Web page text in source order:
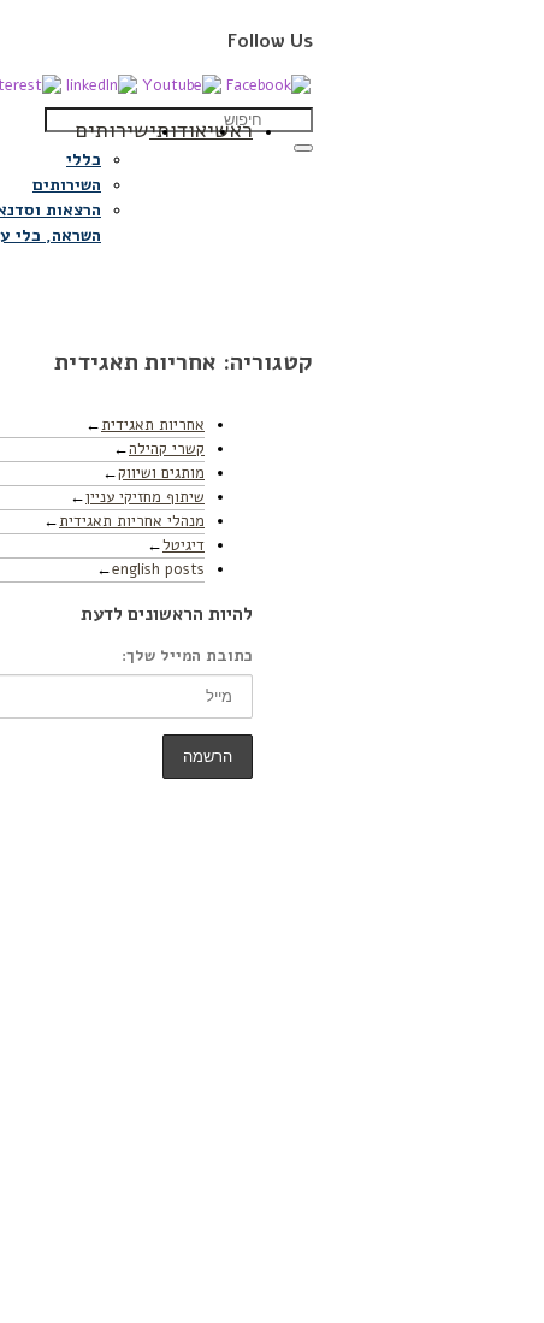
Follow Us
ראשיאודותישירותים
כללי
השירותים
הרצאות
השראה, כלי
קטגוריה: אחריות תאגידית
אחריות תאגידית
קשרי קהילה
מותגים ושיווק
שיתוף מחזיקי עניין
מנהלי אחריות תאגידית
דיגיטל
english posts
להיות הראשונים לדעת
כתובת המייל שלך: